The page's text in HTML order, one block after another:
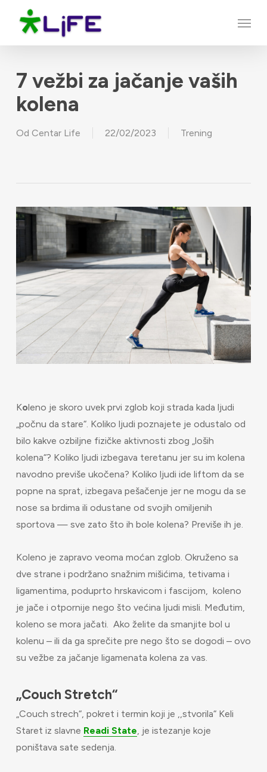
Menu
7 vežbi za jačanje vaših
kolena
Od Centar Life 22/02/2023 Trening
Koleno je skoro uvek prvi zglob koji strada kada ljudi
„počnu da stare“. Koliko ljudi poznajete je odustalo od
bilo kakve ozbiljne fizičke aktivnosti zbog „loših
kolena“? Koliko ljudi izbegava teretanu jer su im kolena
navodno previše ukočena? Koliko ljudi ide liftom da se
popne na sprat, izbegava pešačenje jer ne mogu da se
nose sa brdima ili odustane od svojih omiljenih
sportova — sve zato što ih bole kolena? Previše ih je.
Koleno je zapravo veoma moćan zglob. Okruženo sa
dve strane i podržano snažnim mišićima, tetivama i
ligamentima, poduprto hrskavicom i fascijom, koleno
je jače i otpornije nego što većina ljudi misli. Međutim,
koleno se mora jačati. Ako želite da smanjite bol u
kolenu – ili da ga sprečite pre nego što se dogodi – ovo
su vežbe za jačanje ligamenata kolena za vas.
„Couch Stretch“
„Couch strech“, pokret i termin koji je ,,stvorila“ Keli
Staret iz slavne Readi State, je istezanje koje
poništava sate sedenja.